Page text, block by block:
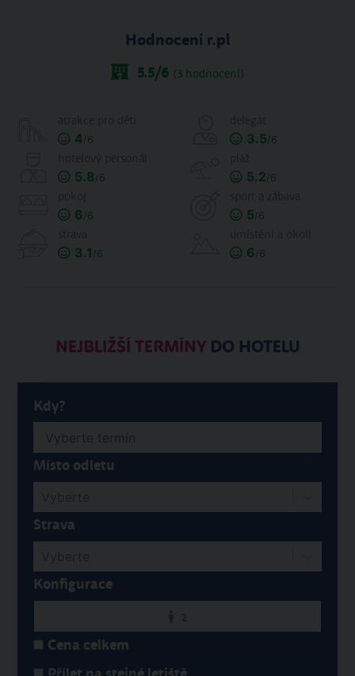
Hodnocení r.pl
5.5/6 (3 hodnocení)
4/6 3.5/6
5.8/6 5.2/6
6/6 5/6
3.1 /6 6/6
NEJBLIŽŠÍ TERMÍNYDO HOTELU
Kdy?
Místo odletu
Strava
Konfigurace
Cena celkem